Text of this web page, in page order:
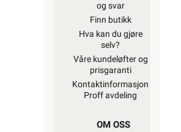
og svar
Finn butikk
Hva kan du gjøre
selv?
Våre kundeløfter og
prisgaranti
Kontaktinformasjon
Proff avdeling
OM OSS